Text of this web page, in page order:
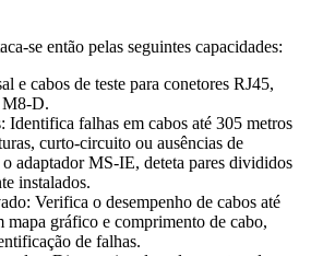
se então pelas seguintes capacidades:
e cabos de teste para conetores RJ45,
D.
Identifica falhas em cabos até 305 metros
curto-circuito ou ausências de
adaptador MS-IE, deteta pares divididos
instalados.
Verifica o desempenho de cabos até
gráfico e comprimento de cabo,
de falhas.